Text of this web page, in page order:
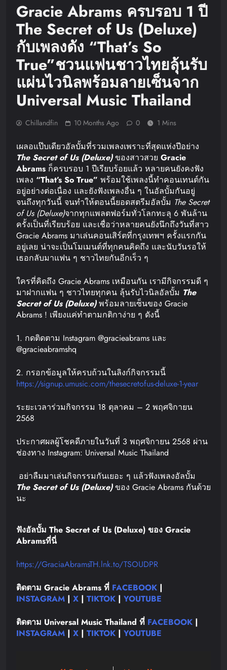
Gracie Abrams ครบรอบ 1 ปี
The Secret of Us (Deluxe)
กับเพลงดัง “That’s So
True”ชวนแฟนชาวไทยลุ้นรับ
แผ่นไวนิลพร้อมลายเซ็นจาก
Universal Music Thailand
Chillandfin 10 Months Ago 0 1 Mins
เผลอแป๊บเดียวอัลบั้มที่รวมเพลงเพราะที่สุดแห่งปีอย่าง
The Secret of Us (Deluxe)ของสาวสวย Gracie
Abrams ก็ครบรอบ 1 ปีเรียบร้อยแล้ว หลายคนยังคงฟัง
เพลง “That’s So True” พร้อมใช้เพลงนี้ทำคอนเทนต์กัน
อยู่อย่างต่อเนื่อง และยังฟังเพลงอื่น ๆ ในอัลบั้มกันอยู่
จนถึงทุกวันนี้ จนทำให้ตอนนี้ยอดสตรีมอัลบั้ม The Secret
of Us (Deluxe)จากทุกแพลตฟอร์มทั่วโลกทะลุ 6 พันล้าน
ครั้งเป็นที่เรียบร้อย และเชื่อว่าหลายคนยังนึกถึงวันที่สาว
Gracie Abrams มาเล่นคอนเสิร์ตที่กรุงเทพฯ ครั้งแรกกัน
อยู่เลย น่าจะเป็นโมเมนต์ที่ทุกคนคิดถึง และนับวันรอให้
เธอกลับมาแฟน ๆ ชาวไทยกันอีกเร็ว ๆ
ใครที่คิดถึง Gracie Abrams เหมือนกัน เรามีกิจกรรมดี ๆ
มาฝากแฟน ๆ ชาวไทยทุกคน ลุ้นรับไวนิลอัลบั้ม The
Secret of Us (Deluxe)พร้อมลายเซ็นของ Gracie
Abrams ! เพียงแค่ทำตามกติกาง่าย ๆ ดังนี้
​1. กดติดตาม Instagram @gracieabrams และ
@gracieabramshq
2. กรอกข้อมูลให้ครบถ้วนในลิงก์กิจกรรมนี้
https://signup.umusic.com/thesecretofus-deluxe-1-year
ระยะเวลาร่วมกิจกรรม 18 ตุลาคม – 2 พฤศจิกายน
2568
ประกาศผลผู้โชคดีภายในวันที่ 3 พฤศจิกายน 2568 ผ่าน
ช่องทาง Instagram: Universal Music Thailand
อย่าลืมมาเล่นกิจกรรมกันเยอะ ๆ แล้วฟังเพลงอัลบั้ม
The Secret of Us (Deluxe)ของ Gracie Abrams กันด้วย
นะ
ฟังอัลบั้ม The Secret of Us (Deluxe) ของ Gracie
Abramsที่นี่
https://GraciaAbramsTH.lnk.to/TSOUDPR
ติดตาม Gracie Abrams ที่ FACEBOOK |
INSTAGRAM | X | TIKTOK | YOUTUBE
ติดตาม Universal Music Thailand ที่ FACEBOOK |
INSTAGRAM | X | TIKTOK | YOUTUBE